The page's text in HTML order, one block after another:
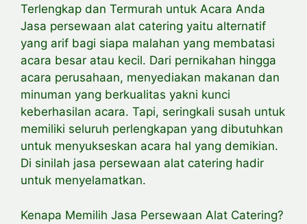
Terlengkap dan Termurah untuk Acara Anda
Jasa persewaan alat catering yaitu alternatif
yang arif bagi siapa malahan yang membatasi
acara besar atau kecil. Dari pernikahan hingga
acara perusahaan, menyediakan makanan dan
minuman yang berkualitas yakni kunci
keberhasilan acara. Tapi, seringkali susah untuk
memiliki seluruh perlengkapan yang dibutuhkan
untuk menyukseskan acara hal yang demikian.
Di sinilah jasa persewaan alat catering hadir
untuk menyelamatkan.
Kenapa Memilih Jasa Persewaan Alat Catering?